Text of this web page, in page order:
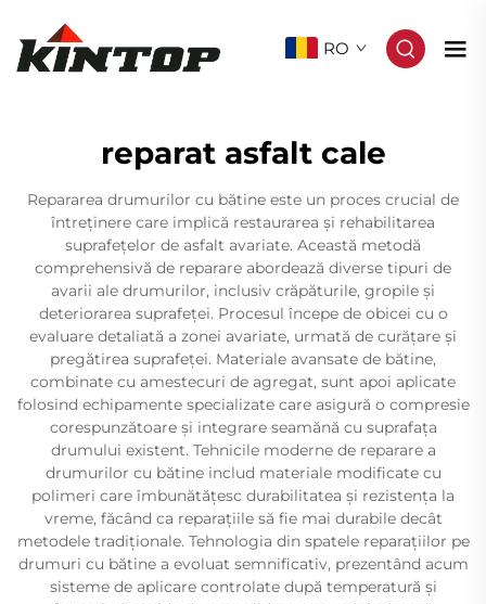
RO
reparat asfalt cale
Repararea drumurilor cu bătine este un proces crucial de
întreținere care implică restaurarea și rehabilitarea
suprafețelor de asfalt avariate. Această metodă
comprehensivă de reparare abordează diverse tipuri de
avarii ale drumurilor, inclusiv crăpăturile, gropile și
deteriorarea suprafeței. Procesul începe de obicei cu o
evaluare detaliată a zonei avariate, urmată de curățare și
pregătirea suprafeței. Materiale avansate de bătine,
combinate cu amestecuri de agregat, sunt apoi aplicate
folosind echipamente specializate care asigură o compresie
corespunzătoare și integrare seamănă cu suprafața
drumului existent. Tehnicile moderne de reparare a
drumurilor cu bătine includ materiale modificate cu
polimeri care îmbunătățesc durabilitatea și rezistența la
vreme, făcând ca reparațiile să fie mai durabile decât
metodele tradiționale. Tehnologia din spatele reparațiilor pe
drumuri cu bătine a evoluat semnificativ, prezentând acum
sisteme de aplicare controlate după temperatură și